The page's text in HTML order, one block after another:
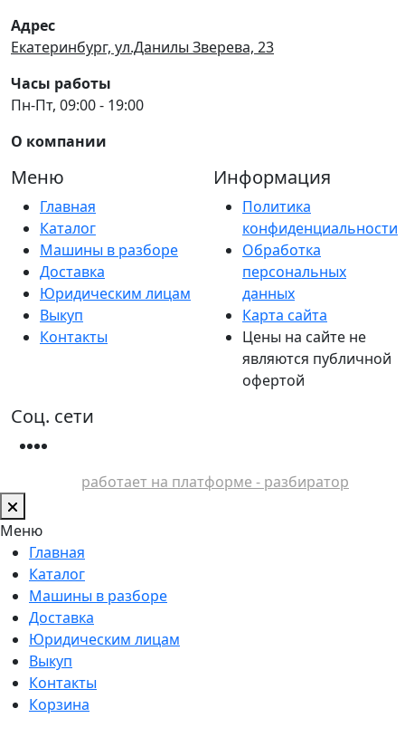
Адрес
Екатеринбург, ул.Данилы Зверева, 23
Часы работы
Пн-Пт, 09:00 - 19:00
О компании
Меню
Главная
Каталог
Машины в разборе
Доставка
Юридическим лицам
Выкуп
Контакты
Информация
Политика
конфиденциальности
Обработка
персональных
данных
Карта сайта
Цены на сайте не
являются публичной
офертой
Соц. сети
работает на платформе - разбиратор
Меню
Главная
Каталог
Машины в разборе
Доставка
Юридическим лицам
Выкуп
Контакты
Корзина